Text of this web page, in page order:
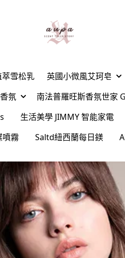
雪松乳 英國小微風艾珂皂
氛
南法普羅旺斯香氛世家
生活美學 JIMMY 智能家電
噴霧
Saltd紐西蘭每日鎂